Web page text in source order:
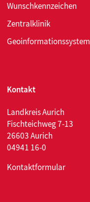
Wunschkennzeichen
Zentralklinik
Geoinformationssystem
Kontakt
Landkreis Aurich
Fischteichweg 7-13
26603 Aurich
04941 16-0
Kontaktformular